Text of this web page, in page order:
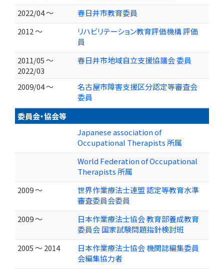
2022/04 ～
春日井市教育委員
2012 ～
リハビリテーション教育評価機構 評価
員
2011/05 ～
2022/03
春日井市地域自立支援協議会 委員
2009/04 ～
名古屋市障害支援区分認定等審査会
委員
委員会・協会等
Japanese association of
Occupational Therapists 所属
World Federation of Occupational
Therapists 所属
2009 ～
世界作業療法士連盟 認定等教育水準
審査委員会委員
2009 ～
日本作業療法士協会 教育部養成教育
委員会 国家試験問題指針検討班
2005 ～ 2014
日本作業療法士協会 機関誌編集委員
会編集協力者